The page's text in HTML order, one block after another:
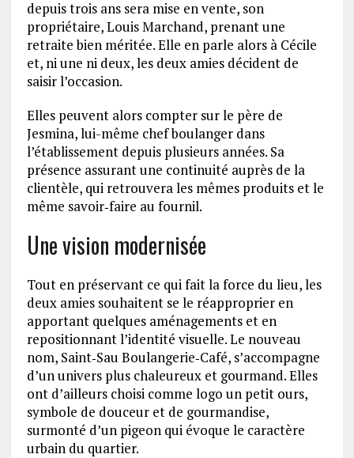
depuis trois ans sera mise en vente, son
propriétaire, Louis Marchand, prenant une
retraite bien méritée. Elle en parle alors à Cécile
et, ni une ni deux, les deux amies décident de
saisir l’occasion.
Elles peuvent alors compter sur le père de
Jesmina, lui-même chef boulanger dans
l’établissement depuis plusieurs années. Sa
présence assurant une continuité auprès de la
clientèle, qui retrouvera les mêmes produits et le
même savoir‑faire au fournil.
Une vision modernisée
Tout en préservant ce qui fait la force du lieu, les
deux amies souhaitent se le réapproprier en
apportant quelques aménagements et en
repositionnant l’identité visuelle. Le nouveau
nom, Saint‑Sau Boulangerie‑Café, s’accompagne
d’un univers plus chaleureux et gourmand. Elles
ont d’ailleurs choisi comme logo un petit ours,
symbole de douceur et de gourmandise,
surmonté d’un pigeon qui évoque le caractère
urbain du quartier.